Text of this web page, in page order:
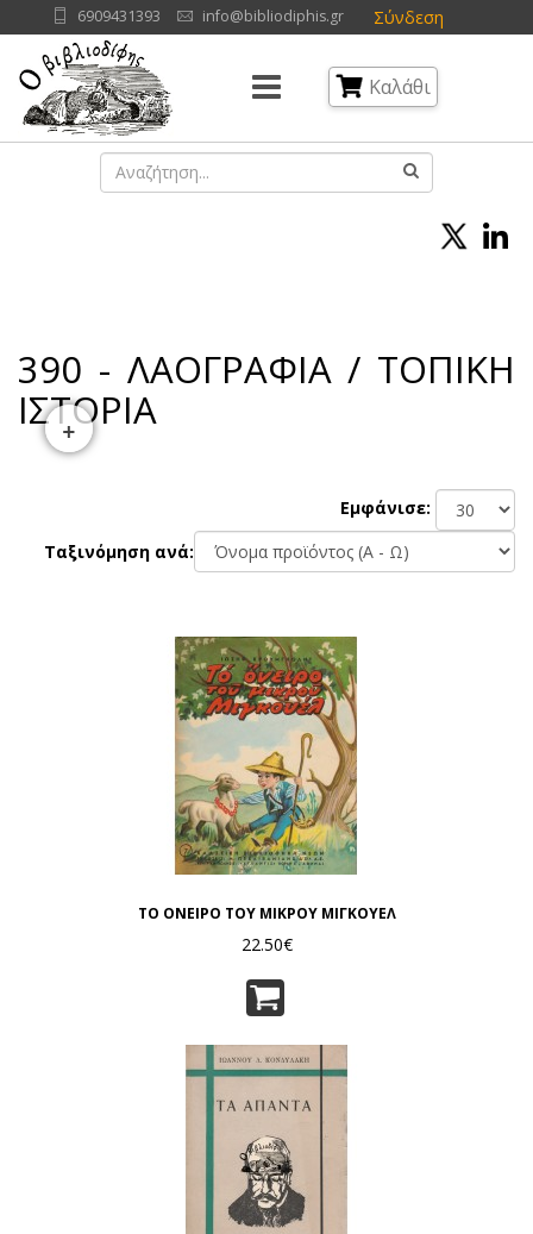
Σύνδεση
6909431393 info@bibliodiphis.gr
Καλάθι
390 - ΛΑΟΓΡΑΦΙΑ / ΤΟΠΙΚΗ
ΙΣΤΟΡΙΑ
Εμφάνισε:
Ταξινόμηση ανά:
ΤΟ ΟΝΕΙΡΟ ΤΟΥ ΜΙΚΡΟΥ ΜΙΓΚΟΥΕΛ
22.50€
+